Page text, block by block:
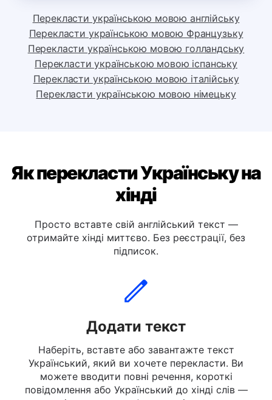
Перекласти українською мовою англійську
Перекласти українською мовою Французьку
Перекласти українською мовою голландську
Перекласти українською мовою іспанську
Як перекласти Українську на
хінді
Просто вставте свій англійський текст —
підписок.
Додати текст
Наберіть, вставте або завантажте текст
Український, який ви хочете перекласти. Ви